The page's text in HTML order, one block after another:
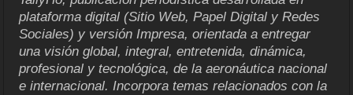
plataforma digital (Sitio Web, Papel Digital y Redes
Sociales) y versión Impresa, orientada a entregar
una visión global, integral, entretenida, dinámica,
profesional y tecnológica, de la aeronáutica nacional
e internacional. Incorpora temas relacionados con la